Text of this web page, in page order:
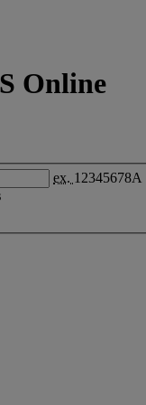
Online
ex. 12345678A